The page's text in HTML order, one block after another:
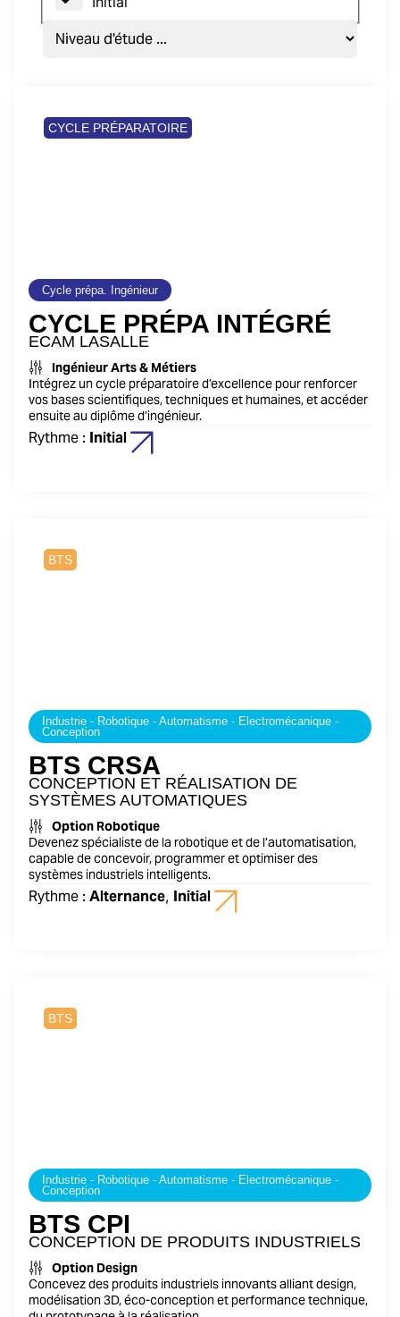
CYCLE PRÉPARATOIRE
Cycle prépa. Ingénieur
CYCLE PRÉPA INTÉGRÉ
ECAM LASALLE
Ingénieur Arts & Métiers
Intégrez un cycle préparatoire d’excellence pour renforcer
vos bases scientifiques, techniques et humaines, et accéder
ensuite au diplôme d’ingénieur.
Rythme : Initial
BTS
Industrie - Robotique - Automatisme - Electromécanique -
Conception
BTS CRSA
CONCEPTION ET RÉALISATION DE
SYSTÈMES AUTOMATIQUES
Option Robotique
Devenez spécialiste de la robotique et de l’automatisation,
capable de concevoir, programmer et optimiser des
systèmes industriels intelligents.
Rythme : Alternance, Initial
BTS
Industrie - Robotique - Automatisme - Electromécanique -
Conception
BTS CPI
CONCEPTION DE PRODUITS INDUSTRIELS
Option Design
Concevez des produits industriels innovants alliant design,
modélisation 3D, éco-conception et performance technique,